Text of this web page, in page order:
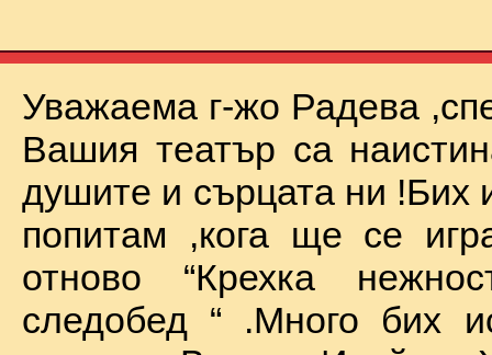
Уважаема г-жо Радева
Вашия театър са
душите и сърцата ни !Бих
попитам ,кога ще се
отново “Крехка
следобед “ .Много бих